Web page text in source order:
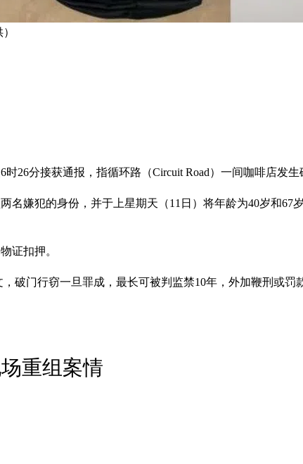
26分接获通报，指循环路（Circuit Road）一间咖啡店发生
嫌犯的身份，并于上星期天（11日）将年龄为40岁和67岁
证扣押。
破门行窃一旦罪成，最长可被判监禁10年，外加鞭刑或罚
重组案情